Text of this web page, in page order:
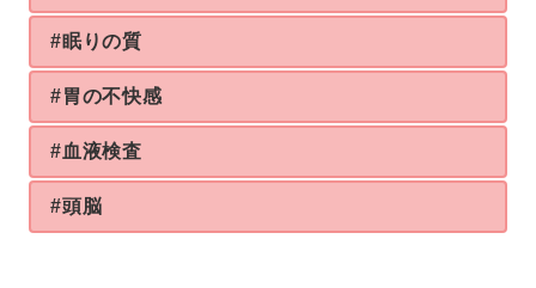
#眠りの質
#胃の不快感
#血液検査
#頭脳